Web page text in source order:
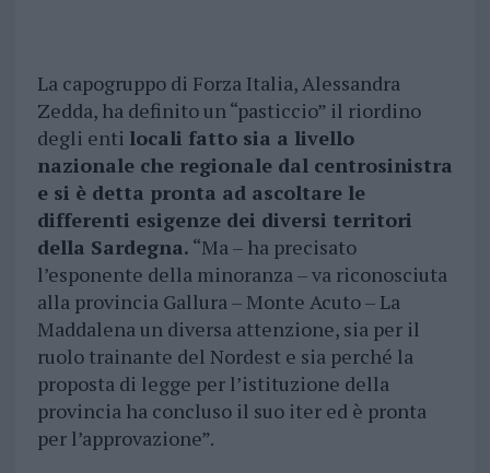
La capogruppo di Forza Italia, Alessandra
Zedda, ha definito un “pasticcio” il riordino
degli enti locali fatto sia a livello
nazionale che regionale dal centrosinistra
e si è detta pronta ad ascoltare le
differenti esigenze dei diversi territori
della Sardegna. “Ma – ha precisato
l’esponente della minoranza – va riconosciuta
alla provincia Gallura – Monte Acuto – La
Maddalena un diversa attenzione, sia per il
ruolo trainante del Nordest e sia perché la
proposta di legge per l’istituzione della
provincia ha concluso il suo iter ed è pronta
per l’approvazione”.